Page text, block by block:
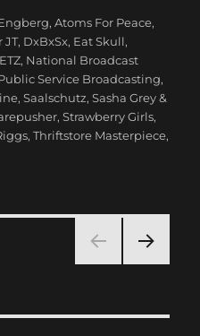
,Atoms For Peace,
JT, DxBxSx, Eat Skull,
, National Broadcast
Service Broadcasting,
,Saalschutz,Sasha Grey &
,Strawberry Girls,
,Thriftstore Masterpiece,
E